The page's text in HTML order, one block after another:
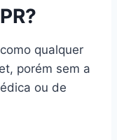
qualquer
porém sem a
ou de